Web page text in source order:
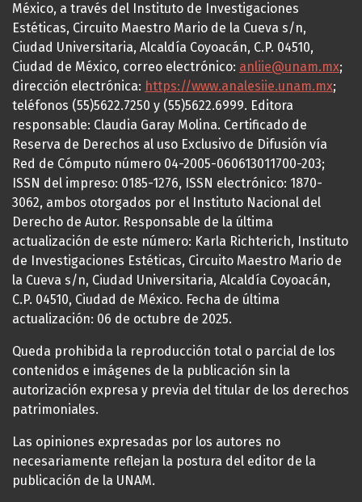
México, a través del Instituto de Investigaciones
Estéticas, Circuito Maestro Mario de la Cueva s/n,
Ciudad Universitaria, Alcaldía Coyoacán, C.P. 04510,
Ciudad de México, correo electrónico: anliie@unam.mx;
dirección electrónica: https://www.analesiie.unam.mx;
teléfonos (55)5622.7250 y (55)5622.6999. Editora
responsable: Claudia Garay Molina. Certificado de
Reserva de Derechos al uso Exclusivo de Difusión vía
Red de Cómputo número 04-2005-060613011700-203;
ISSN del impreso: 0185-1276, ISSN electrónico: 1870-
3062, ambos otorgados por el Instituto Nacional del
Derecho de Autor. Responsable de la última
actualización de este número: Karla Richterich, Instituto
de Investigaciones Estéticas, Circuito Maestro Mario de
la Cueva s/n, Ciudad Universitaria, Alcaldía Coyoacán,
C.P. 04510, Ciudad de México. Fecha de última
actualización: 06 de octubre de 2025.
Queda prohibida la reproducción total o parcial de los
contenidos e imágenes de la publicación sin la
autorización expresa y previa del titular de los derechos
patrimoniales.
Las opiniones expresadas por los autores no
necesariamente reflejan la postura del editor de la
publicación de la UNAM.